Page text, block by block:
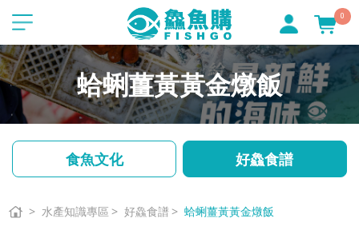
0
蛤蜊薑黃黃金燉飯
食魚文化 好鱻食譜
水產知識專區 好鱻食譜 蛤蜊薑黃黃金燉飯